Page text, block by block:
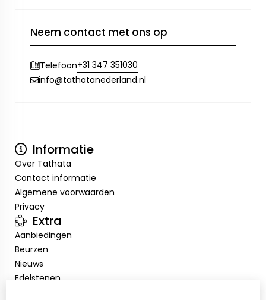
Neem contact met ons op
Telefoon+31 347 351030
info@tathatanederland.nl
Informatie
Over Tathata
Contact informatie
Algemene voorwaarden
Privacy
Extra
Aanbiedingen
Beurzen
Nieuws
Edelstenen